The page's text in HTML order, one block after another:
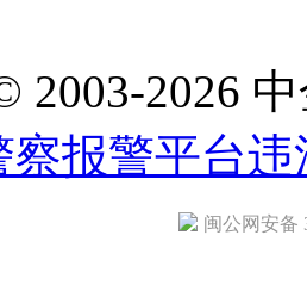
2003-2026
报警平台违
闽公网安备